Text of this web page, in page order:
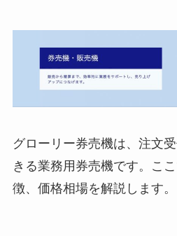
グローリー券売機は、注文
きる業務用券売機です。こ
徴、価格相場を解説します。